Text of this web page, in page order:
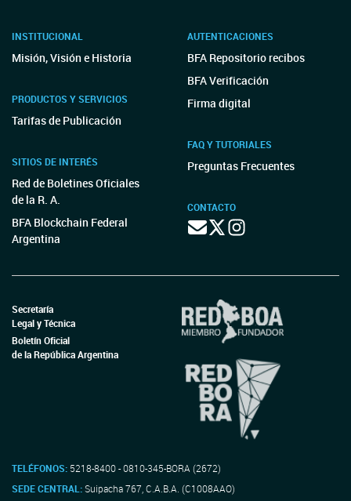
INSTITUCIONAL
Misión, Visión e Historia
PRODUCTOS Y SERVICIOS
Tarifas de Publicación
SITIOS DE INTERÉS
Red de Boletines Oficiales
de la R. A.
BFA Blockchain Federal
Argentina
AUTENTICACIONES
BFA Repositorio recibos
BFA Verificación
Firma digital
FAQ Y TUTORIALES
Preguntas Frecuentes
CONTACTO
Secretaría
Legal y Técnica
Boletín Oficial
de la República Argentina
TELÉFONOS: 5218-8400 - 0810-345-BORA (2672)
SEDE CENTRAL:Suipacha 767, C.A.B.A. (C1008AAO)